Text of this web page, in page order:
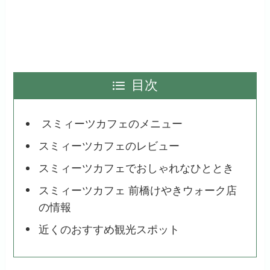
目次
スミィーツカフェのメニュー
スミィーツカフェのレビュー
スミィーツカフェでおしゃれなひととき
スミィーツカフェ 前橋けやきウォーク店
の情報
近くのおすすめ観光スポット